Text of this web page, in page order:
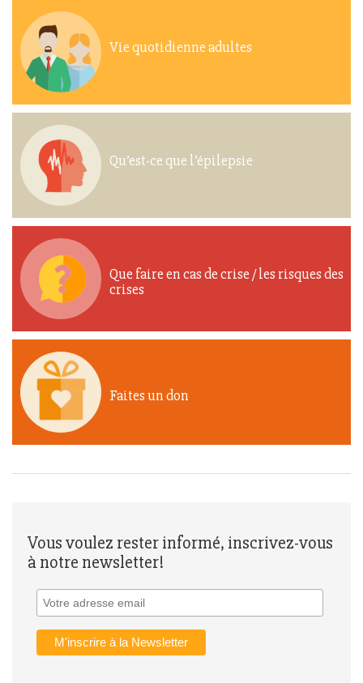
Vie quotidienne adultes
Qu’est-ce que l’épilepsie
Que faire en cas de crise / les risques des
crises
Faites un don
Vous voulez rester informé, inscrivez-vous
à notre newsletter!